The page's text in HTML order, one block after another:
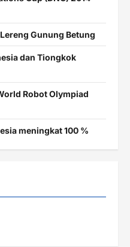
Gunung Betung
dan Tiongkok
Robot Olympiad
meningkat 100 %